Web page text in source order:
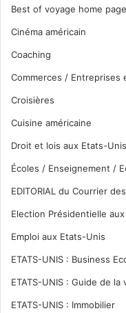
Best of voyage home page
Cinéma américain
Coaching
Commerces / Entreprises
Croisières
Cuisine américaine
Droit et lois aux Etats-Unis
Écoles / Enseignement /
EDITORIAL du Courrier
Election Présidentielle
Emploi aux Etats-Unis
ETATS-UNIS : Business
ETATS-UNIS : Guide de la
ETATS-UNIS : Immobilier